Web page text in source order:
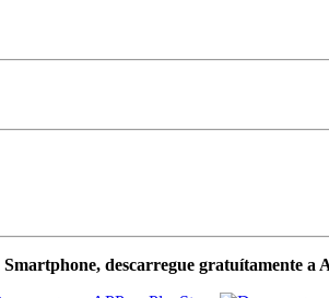
descarregue gratuítamente a